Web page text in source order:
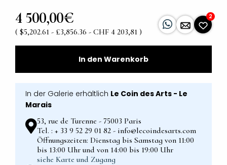
4 500,00€
( $5,202.61 - £3,856.36 - CHF 4 203,81 )
2
In den Warenkorb
In der Galerie erhältlich Le Coin des Arts - Le
Marais
53, rue de Turenne - 75003 Paris
Tel. : + 33 9 52 29 01 82 - info@lecoindesarts.com
Öffnungszeiten: Dienstag bis Samstag von 11:00
bis 13:00 Uhr und von 14:00 bis 19:00 Uhr
siehe Karte und Zugang